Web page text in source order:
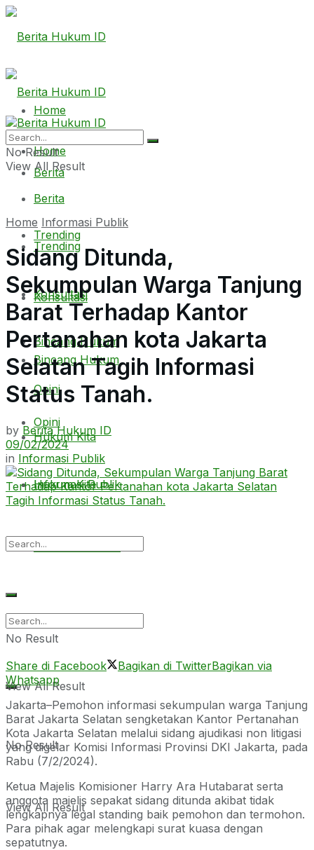
Home
Berita
Trending
Konsultasi
Bincang Hukum
Opini
Hukum Kita
Informasi Publik
No Result
View All Result
Home
Berita
Trending
Konsultasi
Bincang Hukum
Opini
Hukum Kita
Informasi Publik
No Result
View All Result
No Result
View All Result
Home Informasi Publik
Sidang Ditunda,
Sekumpulan Warga Tanjung
Barat Terhadap Kantor
Pertanahan kota Jakarta
Selatan Tagih Informasi
Status Tanah.
by Berita Hukum ID
09/02/2024
in Informasi Publik
Share di Facebook Bagikan di TwitterBagikan via
Whatsapp
Jakarta–Pemohon informasi sekumpulan warga Tanjung
Barat Jakarta Selatan sengketakan Kantor Pertanahan
Kota Jakarta Selatan melalui sidang ajudikasi non litigasi
yang digelar Komisi Informasi Provinsi DKI Jakarta, pada
Rabu (7/2/2024).
Ketua Majelis Komisioner Harry Ara Hutabarat serta
anggota majelis sepakat sidang ditunda akibat tidak
lengkapnya legal standing baik pemohon dan termohon.
Para pihak agar melengkapi surat kuasa dengan
sepatutnya.